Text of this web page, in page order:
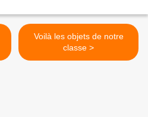
Voilà les objets de notre
classe >